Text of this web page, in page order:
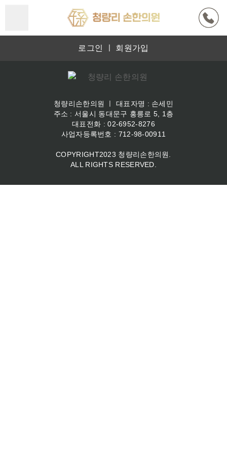
로그인 회원가입
청량리손한의원 ㅣ 대표자명 : 손세민
주소 : 서울시 동대문구 홍릉로 5, 1층
대표전화 : 02-6952-8276
사업자등록번호 : 712-98-00911
COPYRIGHT2023 청량리손한의원.
ALL RIGHTS RESERVED.